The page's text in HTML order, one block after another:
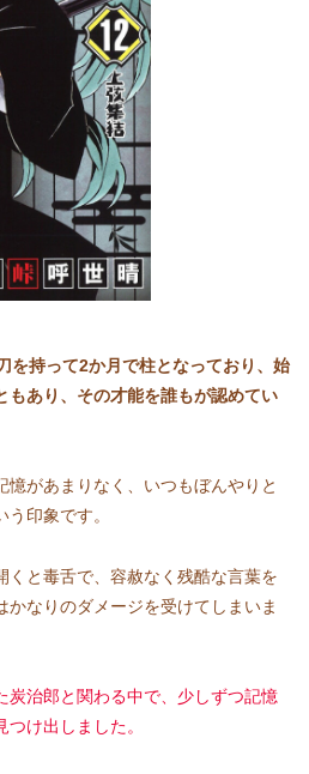
を持って2か月で柱となっており、始
もあり、その才能を誰もが認めてい
があまりなく、いつもぼんやりと
印象です。
くと毒舌で、容赦なく残酷な言葉を
なりのダメージを受けてしまいま
炭治郎と関わる中で、少しずつ記憶
け出しました。